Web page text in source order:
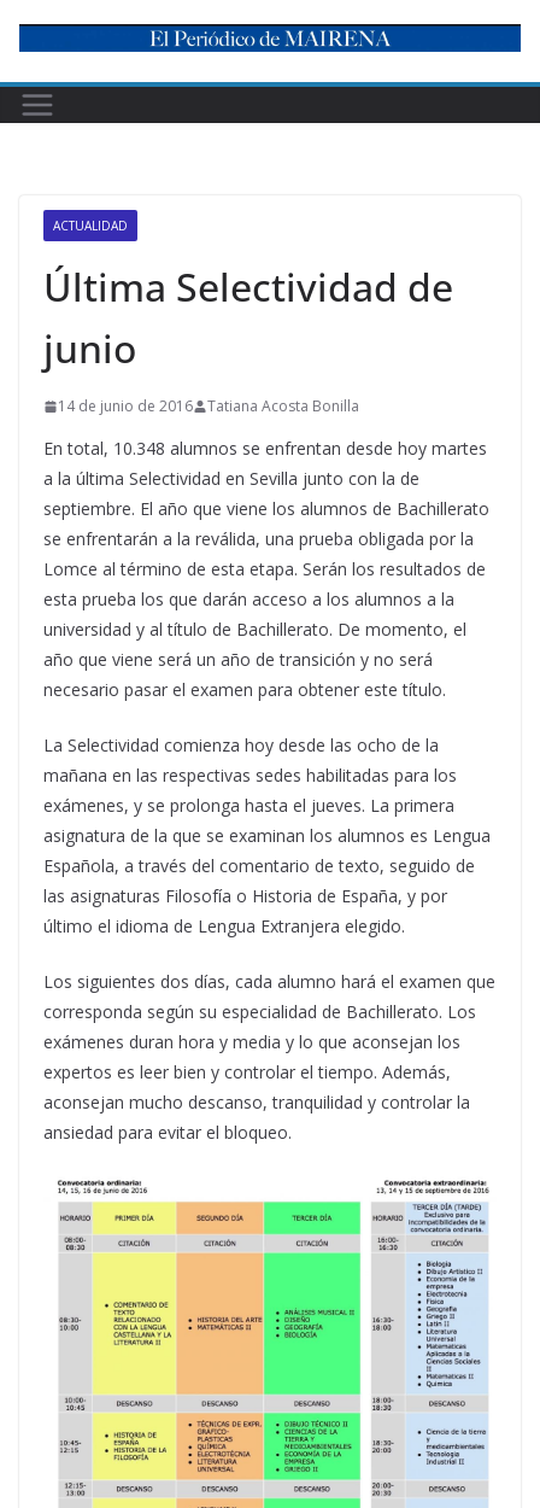
content
ACTUALIDAD
Última Selectividad de
junio
14 de junio de 2016 Tatiana Acosta Bonilla
En total, 10.348 alumnos se enfrentan desde hoy martes
a la última Selectividad en Sevilla junto con la de
septiembre. El año que viene los alumnos de Bachillerato
se enfrentarán a la reválida, una prueba obligada por la
Lomce al término de esta etapa. Serán los resultados de
esta prueba los que darán acceso a los alumnos a la
universidad y al título de Bachillerato. De momento, el
año que viene será un año de transición y no será
necesario pasar el examen para obtener este título.
La Selectividad comienza hoy desde las ocho de la
mañana en las respectivas sedes habilitadas para los
exámenes, y se prolonga hasta el jueves. La primera
asignatura de la que se examinan los alumnos es Lengua
Española, a través del comentario de texto, seguido de
las asignaturas Filosofía o Historia de España, y por
último el idioma de Lengua Extranjera elegido.
Los siguientes dos días, cada alumno hará el examen que
corresponda según su especialidad de Bachillerato. Los
exámenes duran hora y media y lo que aconsejan los
expertos es leer bien y controlar el tiempo. Además,
aconsejan mucho descanso, tranquilidad y controlar la
ansiedad para evitar el bloqueo.